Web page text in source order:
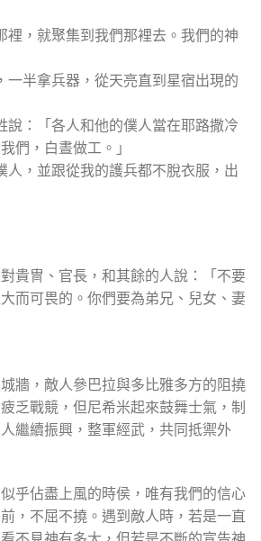
裡，就聚集到我們那裡去。我們的神
一半拿兵器，從天亮直到星宿出現的
說：「各人和他的僕人當在耶路撒冷
們，白晝做工。」
人，並跟從我的護兵都不脫衣服，出
對貴冑、官長，和其餘的人說：「不要
而可畏的。你們要為弟兄、兒女、妻
牆，敵人參巴拉與多比雅多方的阻撓
乏戰競，但尼希米起來鼓舞士氣，制
繼續振興，整軍經武，共同抵禦外
乎佔盡上風的時侯，唯有我們的信心
，不屈不撓。遇到敵人時，若是一直
不見神有多大，但若是不斷的宣告神